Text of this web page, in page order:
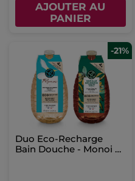
AJOUTER AU
PANIER
-21%
Duo Eco-Recharge
Bain Douche - Monoi &